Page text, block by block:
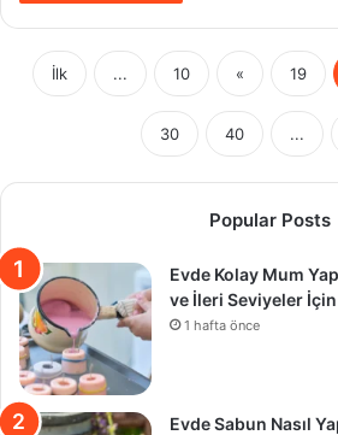
İlk ... 10 « 19
30 40 ...
Popular Posts
Evde Kolay Mum
ve İleri Seviyeler
1 hafta önce
Evde Sabun Nasıl